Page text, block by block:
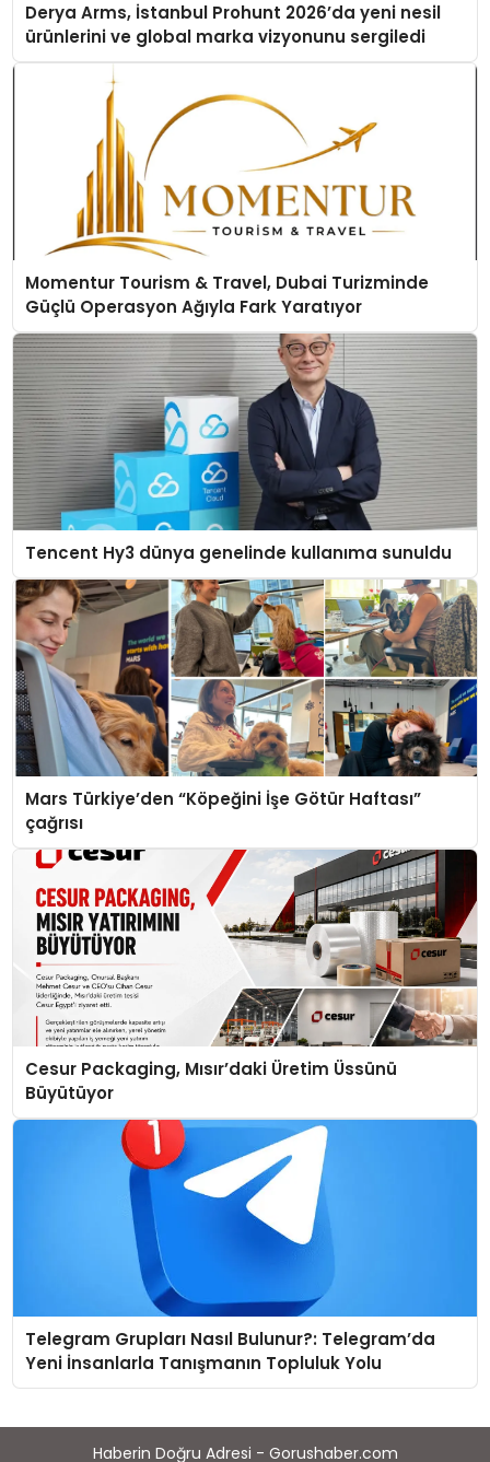
Derya Arms, İstanbul Prohunt 2026’da yeni nesil
ürünlerini ve global marka vizyonunu sergiledi
Momentur Tourism & Travel, Dubai Turizminde
Güçlü Operasyon Ağıyla Fark Yaratıyor
Tencent Hy3 dünya genelinde kullanıma sunuldu
Mars Türkiye’den “Köpeğini İşe Götür Haftası”
çağrısı
Cesur Packaging, Mısır’daki Üretim Üssünü
Büyütüyor
Telegram Grupları Nasıl Bulunur?: Telegram’da
Yeni İnsanlarla Tanışmanın Topluluk Yolu
Haberin Doğru Adresi - Gorushaber.com